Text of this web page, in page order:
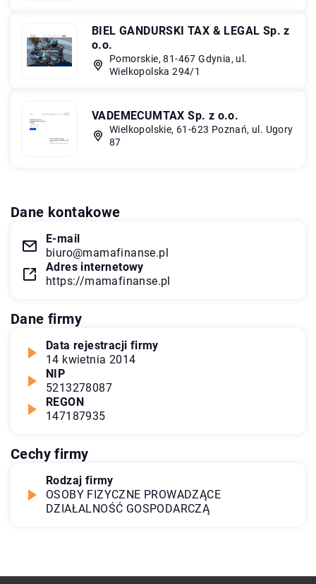
BIEL GANDURSKI TAX & LEGAL Sp. z
o.o.
Pomorskie, 81-467 Gdynia, ul.
Wielkopolska 294/1
VADEMECUMTAX Sp. z o.o.
Wielkopolskie, 61-623 Poznań, ul. Ugory
87
Dane kontakowe
E-mail
biuro@mamafinanse.pl
Adres internetowy
https://mamafinanse.pl
Dane firmy
Data rejestracji firmy
14 kwietnia 2014
NIP
5213278087
REGON
147187935
Cechy firmy
Rodzaj firmy
OSOBY FIZYCZNE PROWADZĄCE
DZIAŁALNOŚĆ GOSPODARCZĄ